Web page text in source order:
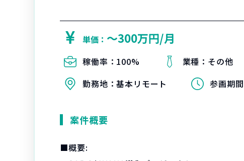
単価： 〜300万円/月
稼働率： 100% 業種： その他
勤務地：基本リモート 参画期
案件概要
■概要: